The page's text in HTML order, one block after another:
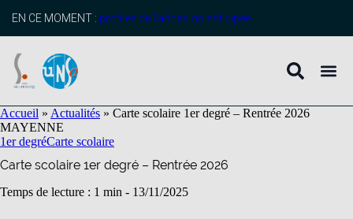
principal
EN CE MOMENT : profitez de l’adhésion anticipée
Accueil » Actualités » Carte scolaire 1er degré – Rentrée 2026
MAYENNE
1er degréCarte scolaire
Carte scolaire 1er degré – Rentrée 2026
Temps de lecture : 1 min - 13/11/2025